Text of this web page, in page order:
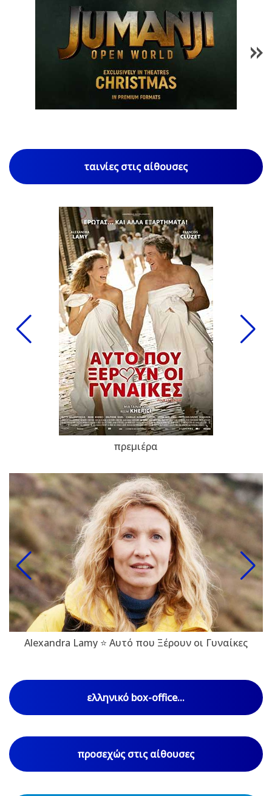
1/85
ταινίες στις αίθουσες
πρεμιέρα
Alexandra Lamy ⭐ Αυτό που Ξέρουν οι Γυναίκες
ελληνικό box-office...
προσεχώς στις αίθουσες